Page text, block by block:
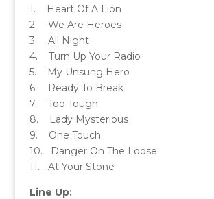
1. Heart Of A Lion
2. We Are Heroes
3. All Night
4. Turn Up Your Radio
5. My Unsung Hero
6. Ready To Break
7. Too Tough
8. Lady Mysterious
9. One Touch
10. Danger On The Loose
11. At Your Stone
Line Up: